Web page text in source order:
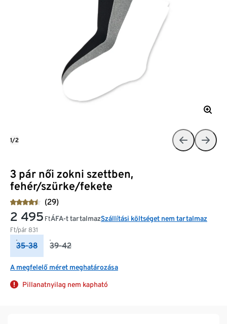
3 pár női zokni szettben,
fehér/szürke/fekete
(29)
2 495 Ft
Ft/pár 831
ÁFA-t tartalmazSzállítási költséget nem tartalmaz
35-38 39-42
A megfelelő méret meghatározása
Pillanatnyilag nem kapható
1/2